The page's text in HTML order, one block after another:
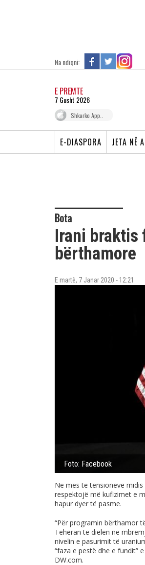
Na ndiqni:
E PREMTE
7 Gusht 2026
Shkarko App..
E-DIASPORA JETA NË
Bota
Irani braktis
bërthamore
E martë, 7 Janar 2020 - 12:21
Foto: Facebook
Në mes të tensioneve
respektojë më kufizimet e
hapur dyer të pasme.
“Për programin bërthamor
Teheran të dielën në
nivelin e pasurimit të
“faza e pestë dhe e fundit”
DW.com.